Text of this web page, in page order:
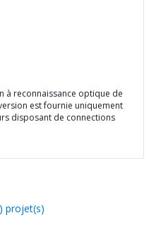
à reconnaissance optique de
est fournie uniquement
disposant de connections
projet(s)